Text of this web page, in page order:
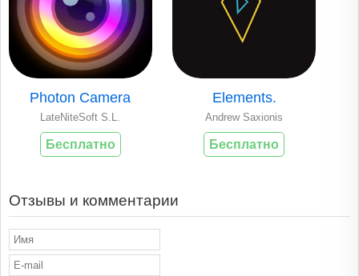
Photon Camera
LateNiteSoft S.L.
Бесплатно
Elements.
Andrew Saxionis
Бесплатно
Отзывы и комментарии